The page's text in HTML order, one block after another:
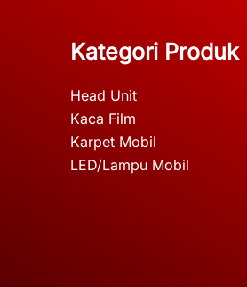
Kategori Produk
Head Unit
Kaca Film
Karpet Mobil
LED/Lampu Mobil